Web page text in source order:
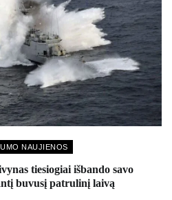
NAUJIENOS
tiesiogiai išbando savo
buvusį patrulinį laivą